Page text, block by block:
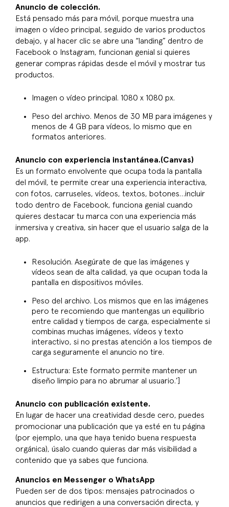
Anuncio de colección.
Está pensado más para móvil, porque muestra una
imagen o vídeo principal, seguido de varios productos
debajo, y al hacer clic se abre una “landing” dentro de
Facebook o Instagram, funcionan genial si quieres
generar compras rápidas desde el móvil y mostrar tus
productos.
Imagen o vídeo principal. 1080 x 1080 px.
Peso del archivo. Menos de 30 MB para imágenes y
menos de 4 GB para vídeos, lo mismo que en
formatos anteriores.
Anuncio con experiencia instantánea.(Canvas)
Es un formato envolvente que ocupa toda la pantalla
del móvil, te permite crear una experiencia interactiva,
con fotos, carruseles, vídeos, textos, botones…incluir
todo dentro de Facebook, funciona genial cuando
quieres destacar tu marca con una experiencia más
inmersiva y creativa, sin hacer que el usuario salga de la
app.
Resolución. Asegúrate de que las imágenes y
vídeos sean de alta calidad, ya que ocupan toda la
pantalla en dispositivos móviles.
Peso del archivo. Los mismos que en las imágenes
pero te recomiendo que mantengas un equilibrio
entre calidad y tiempos de carga, especialmente si
combinas muchas imágenes, vídeos y texto
interactivo, si no prestas atención a los tiempos de
carga seguramente el anuncio no tire.
Estructura: Este formato permite mantener un
diseño limpio para no abrumar al usuario.’]
Anuncio con publicación existente.
En lugar de hacer una creatividad desde cero, puedes
promocionar una publicación que ya esté en tu página
(por ejemplo, una que haya tenido buena respuesta
orgánica), úsalo cuando quieras dar más visibilidad a
contenido que ya sabes que funciona.
Anuncios en Messenger o WhatsApp
Pueden ser de dos tipos: mensajes patrocinados o
anuncios que redirigen a una conversación directa, y